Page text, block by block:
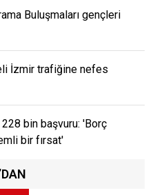
Buluşmaları gençleri
İzmir trafiğine nefes
bin başvuru: 'Borç
bir fırsat'